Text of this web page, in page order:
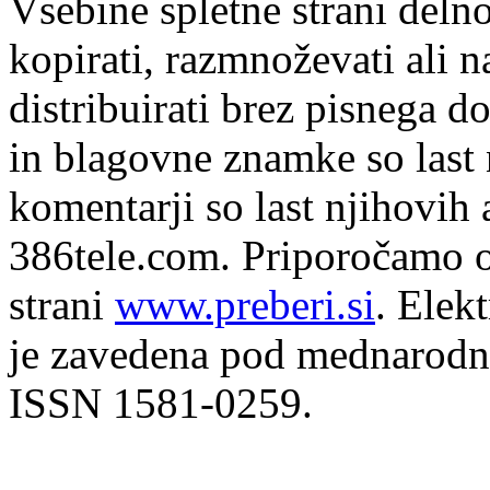
kopirati, razmnoževati ali
distribuirati brez pisnega
in blagovne znamke so
komentarji so last njihovih
386tele.com. Priporočamo
strani www.preberi.si.
je zavedena pod
ISSN 1581-0259.